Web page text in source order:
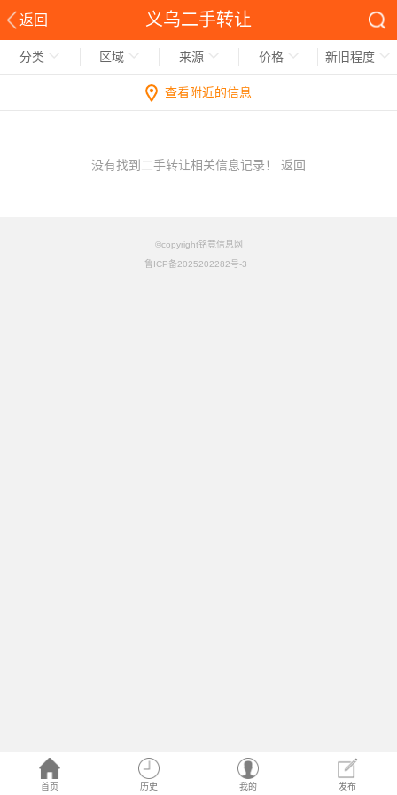
返回 义乌二手转让
首页 历史 我的 发布
分类 区域 来源 价格 新旧程度
查看附近的信息
没有找到二手转让相关信息记录！ 返回
©copyright铭竟信息网
鲁ICP备2025202282号-3